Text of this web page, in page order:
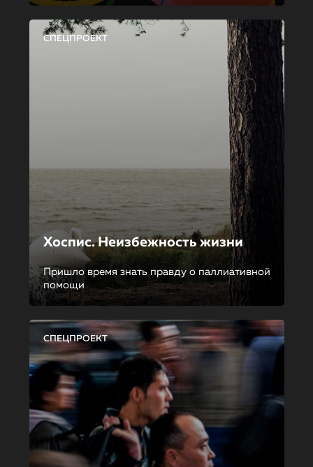
СПЕЦПРОЕКТ
Хоспис. Неизбежность жизни
Пришло время знать правду о паллиативной
помощи
СПЕЦПРОЕКТ